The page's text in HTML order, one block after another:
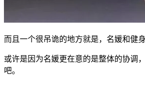
而且一个很吊诡的地方就是，名媛和健
或许是因为名媛更在意的是整体的协调
吧。